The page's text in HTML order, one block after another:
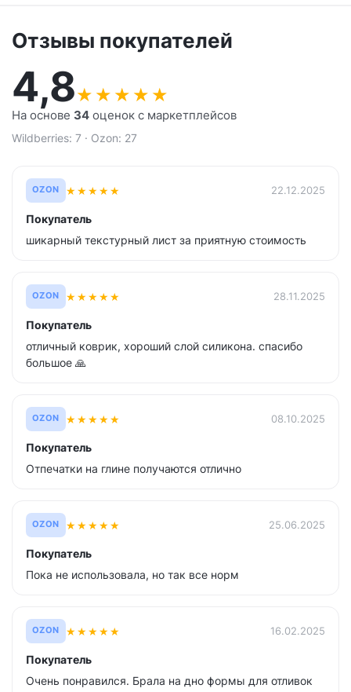
Отзывы покупателей
4,8★ ★ ★ ★ ★
На основе 34 оценок с маркетплейсов
Wildberries: 7 · Ozon: 27
OZON ★★★★★ 22.12.2025
Покупатель
шикарный текстурный лист за приятную стоимость
OZON ★★★★★ 28.11.2025
Покупатель
отличный коврик, хороший слой силикона. спасибо
большое 🙏
OZON ★★★★★ 08.10.2025
Покупатель
Отпечатки на глине получаются отлично
OZON ★★★★★ 25.06.2025
Покупатель
Пока не использовала, но так все норм
OZON ★★★★★ 16.02.2025
Покупатель
Очень понравился. Брала на дно формы для отливок